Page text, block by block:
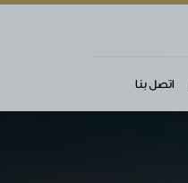
اتصل بنا